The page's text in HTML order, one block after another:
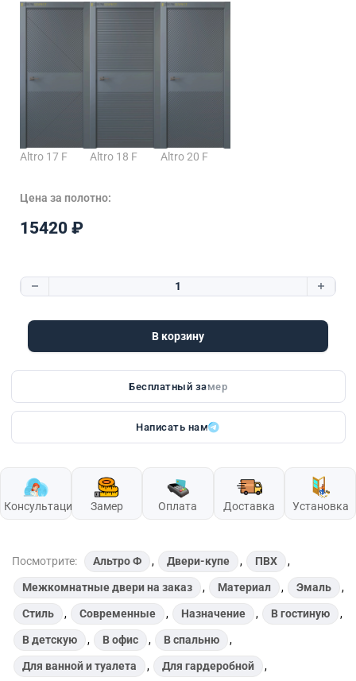
Altro 17 F Altro 18 F Altro 20 F
Цена за полотно:
15420 ₽
Количество товара Altro 19 F
В корзину
Бесплатный замер
Написать нам
Консультация Замер Оплата Доставка Установка
Посмотрите: Альтро Ф , Двери-купе , ПВХ ,
Межкомнатные двери на заказ , Материал , Эмаль ,
Стиль , Современные , Назначение , В гостиную ,
В детскую , В офис , В спальню ,
Для ванной и туалета , Для гардеробной ,